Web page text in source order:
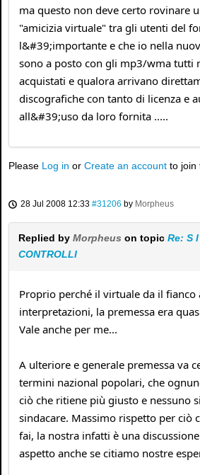
ma questo non deve certo rovinare
"amicizia virtuale" tra gli utenti del
l&#39;importante e che io nella
sono a posto con gli mp3/wma tutti
acquistati e qualora arrivano
discografiche con tanto di licenza e
all&#39;uso da loro fornita .....
Please Log in or Create an account to join
28 Jul 2008 12:33 #31206 by Morpheus
Replied by Morpheus on topic Re: S I
CONTROLLI
Proprio perché il virtuale da il fianco
interpretazioni, la premessa era
Vale anche per me...
A ulteriore e generale premessa va
termini nazional popolari, che
ciò che ritiene più giusto e nessuno
sindacare. Massimo rispetto per ciò
fai, la nostra infatti è una
aspetto anche se citiamo nostre